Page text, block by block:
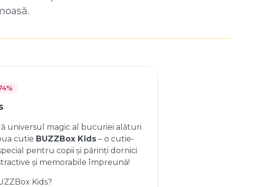
universul magic al bucuriei alături
cutie BUZZBox Kids– o cutie-
pentru copii și părinți dornici
și memorabile împreună!
Kids?